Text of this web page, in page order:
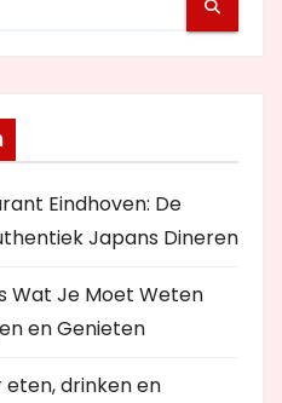
Eindhoven: De
Japans Dineren
Wat Je Moet Weten
en Genieten
drinken en